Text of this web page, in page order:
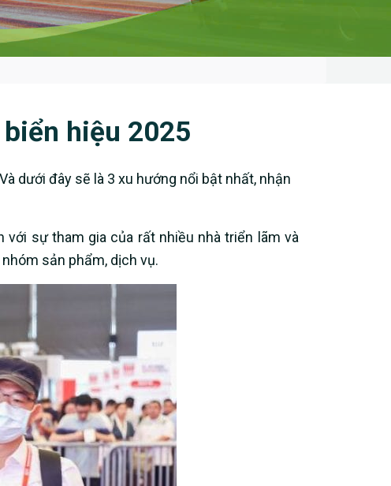
hiệu 2025
dưới đây sẽ là 3 xu hướng nổi bật nhất, nhận
với sự tham gia của rất nhiều nhà triển lãm và
sản phẩm, dịch vụ.